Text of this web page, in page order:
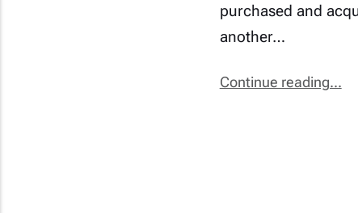
purchased and
another…
Continue reading...